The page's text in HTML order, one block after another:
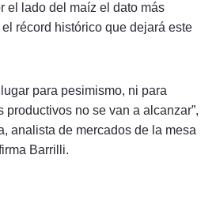
el lado del maíz el dato más
récord histórico que dejará este
para pesimismo, ni para
productivos no se van a alcanzar”,
analista de mercados de la mesa
Barrilli.